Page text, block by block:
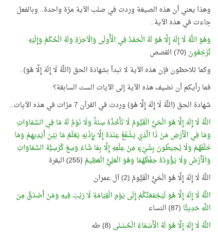
وهذا يعني أن هذه الصيغة وردت في صلب الآية مرّة واحدة.. وبالفعل
جاءت في هذه الآية..
وَهُوَ اللَّهُ لَا إِلَهَ إِلَّا هُوَ لَهُ الْحَمْدُ فِي الْأُولَى وَالْآخِرَةِ وَلَهُ الْحُكْمُ وَإِلَيْهِ
تُرْجَعُونَ (70) القصص
وكما تلاحظون فإن هذه الآية لا تبدأ بشهادة الحق (اللَّهُ لَا إِلَهَ إِلَّا هُوَ)..
فما رأيكم أن نضيف هذه الآية إلى الآيات الست السابقة؟
شهادة الحق (اللَّهُ لَا إِلَهَ إِلَّا هُوَ) وردت في القرآن 7 مرّات في هذه الآيات..
اللَّهُ لَا إِلَهَ إِلَّا هُوَ الْحَيُّ الْقَيُّومُ لَا تَأْخُذُهُ سِنَةٌ وَلَا نَوْمٌ لَهُ مَا فِي السَّمَاوَاتِ
وَمَا فِي الْأَرْضِ مَنْ ذَا الَّذِي يَشْفَعُ عِنْدَهُ إِلَّا بِإِذْنِهِ يَعْلَمُ مَا بَيْنَ أَيْدِيهِمْ وَمَا
خَلْفَهُمْ وَلَا يُحِيطُونَ بِشَيْءٍ مِنْ عِلْمِهِ إِلَّا بِمَا شَاءَ وَسِعَ كُرْسِيُّهُ السَّمَاوَاتِ
وَالْأَرْضَ وَلَا يَؤُودُهُ حِفْظُهُمَا وَهُوَ الْعَلِيُّ الْعَظِيمُ (255) البقرة
اللَّهُ لَا إِلَهَ إِلَّا هُوَ الْحَيُّ الْقَيُّومُ (2) آل عمران
اللَّهُ لَا إِلَهَ إِلَّا هُوَ لَيَجْمَعَنَّكُمْ إِلَى يَوْمِ الْقِيَامَةِ لَا رَيْبَ فِيهِ وَمَنْ أَصْدَقُ مِنَ
اللَّهِ حَدِيثًا (87) النساء
اللَّهُ لَا إِلَهَ إِلَّا هُوَ لَهُ الْأَسْمَاءُ الْحُسْنَى (8) طه